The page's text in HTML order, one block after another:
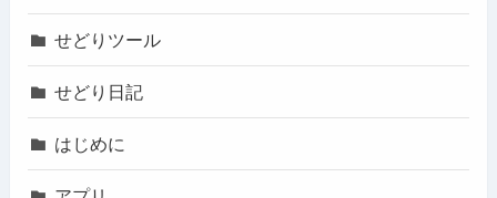
せどりツール
せどり日記
はじめに